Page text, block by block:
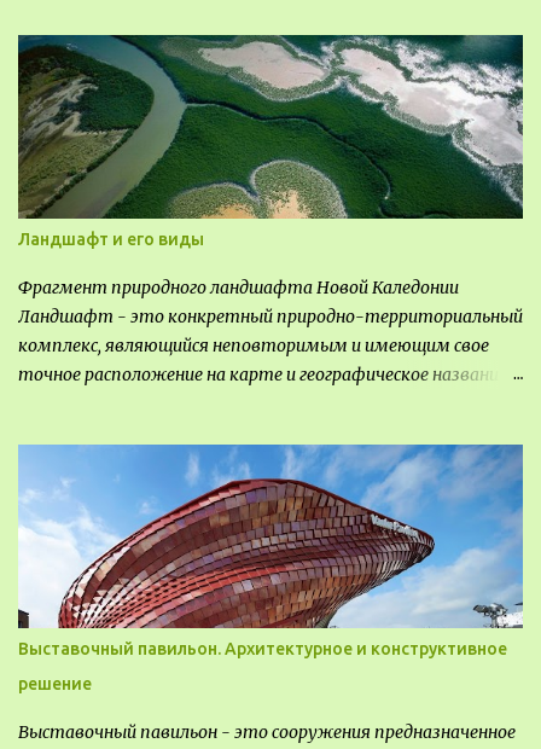
Ландшафт и его виды
Фрагмент природного ландшафта Новой Каледонии
Ландшафт - это конкретный природно-территориальный
комплекс, являющийся неповторимым и имеющим свое
точное расположение на карте и географическое название.
видом деятельность происходящей на них. Одни
используют в качестве выращивания агрокультур. Другие
для строительства населенных пунктов и т.д.
Выставочный павильон. Архитектурное и конструктивное
решение
Выставочный павильон - это сооружения предназначенное